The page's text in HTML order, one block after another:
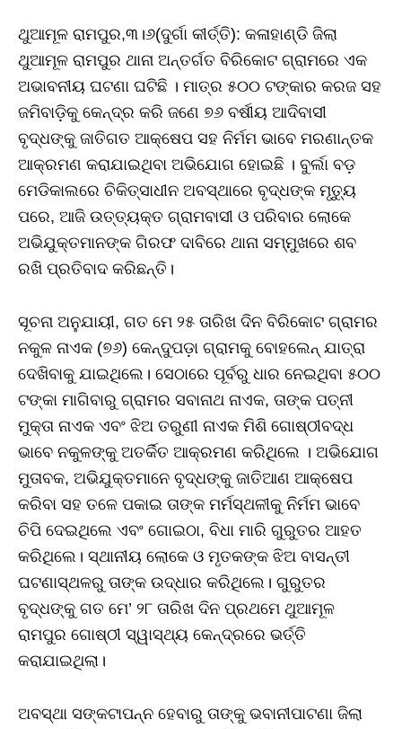
ଥୁଆମୂଳ ରାମପୁର,୩।୬(ଦୁର୍ଗା କୀର୍ତ୍ତି): କଳାହାଣ୍ଡି ଜିଲା
ଥୁଆମୂଳ ରାମପୁର ଥାନା ଅନ୍ତର୍ଗତ ବିରିକୋଟ ଗ୍ରାମରେ ଏକ
ଅଭାବନୀୟ ଘଟଣା ଘଟିଛି । ମାତ୍ର ୫୦୦ ଟଙ୍କାର କରଜ ସହ
ଜମିବାଡ଼ିକୁ କେନ୍ଦ୍ର କରି ଜଣେ ୭୬ ବର୍ଷୀୟ ଆଦିବାସୀ
ବୃଦ୍ଧଙ୍କୁ ଜାତିଗତ ଆକ୍ଷେପ ସହ ନିର୍ମମ ଭାବେ ମରଣାନ୍ତକ
ଆକ୍ରମଣ କରାଯାଇଥିବା ଅଭିଯୋଗ ହୋଇଛି । ବୁର୍ଲା ବଡ଼
ମେଡିକାଲରେ ଚିକିତ୍ସାଧୀନ ଅବସ୍ଥାରେ ବୃଦ୍ଧଙ୍କ ମୃତ୍ୟୁ
ପରେ, ଆଜି ଉତ୍ତ୍ୟକ୍ତ ଗ୍ରାମବାସୀ ଓ ପରିବାର ଲୋକେ
ଅଭିଯୁକ୍ତମାନଙ୍କ ଗିରଫ ଦାବିରେ ଥାନା ସମ୍ମୁଖରେ ଶବ
ରଖି ପ୍ରତିବାଦ କରିଛନ୍ତି।
ସୂଚନା ଅନୁଯାୟୀ, ଗତ ମେ ୨୫ ତାରିଖ ଦିନ ବିରିକୋଟ ଗ୍ରାମର
ନକୁଳ ନାଏକ (୭୬) କେନ୍ଦୁପଡ଼ା ଗ୍ରାମକୁ ବୋହଲେନ୍ ଯାତ୍ରା
ଦେଖିବାକୁ ଯାଇଥିଲେ। ସେଠାରେ ପୂର୍ବରୁ ଧାର ନେଇଥିବା ୫୦୦
ଟଙ୍କା ମାଗିବାରୁ ଗ୍ରାମର ସବାନାଥ ନାଏକ, ତାଙ୍କ ପତ୍ନୀ
ମୁକ୍ତା ନାଏକ ଏବଂ ଝିଅ ତରୁଣୀ ନାଏକ ମିଶି ଗୋଷ୍ଠୀବଦ୍ଧ
ଭାବେ ନକୁଳଙ୍କୁ ଅତର୍କିତ ଆକ୍ରମଣ କରିଥିଲେ । ଅଭିଯୋଗ
ମୁତାବକ, ଅଭିଯୁକ୍ତମାନେ ବୃଦ୍ଧଙ୍କୁ ଜାତିଆଣ ଆକ୍ଷେପ
କରିବା ସହ ତଳେ ପକାଇ ତାଙ୍କ ମର୍ମସ୍ଥଳୀକୁ ନିର୍ମମ ଭାବେ
ଚିପି ଦେଇଥିଲେ ଏବଂ ଗୋଇଠା, ବିଧା ମାରି ଗୁରୁତର ଆହତ
କରିଥିଲେ। ସ୍ଥାନୀୟ ଲୋକେ ଓ ମୃତକଙ୍କ ଝିଅ ବାସନ୍ତୀ
ଘଟଣାସ୍ଥଳରୁ ତାଙ୍କ ଉଦ୍ଧାର କରିଥିଲେ। ଗୁରୁତର
ବୃଦ୍ଧଙ୍କୁ ଗତ ମେ’ ୨୮ ତାରିଖ ଦିନ ପ୍ରଥମେ ଥୁଆମୂଳ
ରାମପୁର ଗୋଷ୍ଠୀ ସ୍ୱାସ୍ଥ୍ୟ କେନ୍ଦ୍ରରେ ଭର୍ତ୍ତି
କରାଯାଇଥିଲା।
ଅବସ୍ଥା ସଙ୍କଟାପନ୍ନ ହେବାରୁ ତାଙ୍କୁ ଭବାନୀପାଟଣା ଜିଲା